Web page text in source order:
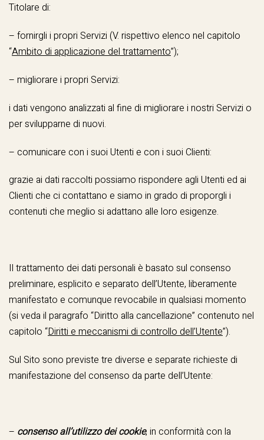
Titolare di:
– fornirgli i propri Servizi (V. rispettivo elenco nel capitolo
“Ambito di applicazione del trattamento”);
– migliorare i propri Servizi:
i dati vengono analizzati al fine di migliorare i nostri Servizi o
per svilupparne di nuovi.
– comunicare con i suoi Utenti e con i suoi Clienti:
grazie ai dati raccolti possiamo rispondere agli Utenti ed ai
Clienti che ci contattano e siamo in grado di proporgli i
contenuti che meglio si adattano alle loro esigenze.
Il trattamento dei dati personali è basato sul consenso
preliminare, esplicito e separato dell’Utente, liberamente
manifestato e comunque revocabile in qualsiasi momento
(si veda il paragrafo “Diritto alla cancellazione” contenuto nel
capitolo “Diritti e meccanismi di controllo dell’Utente”).
Sul Sito sono previste tre diverse e separate richieste di
manifestazione del consenso da parte dell’Utente:
– consenso all’utilizzo dei cookie, in conformità con la